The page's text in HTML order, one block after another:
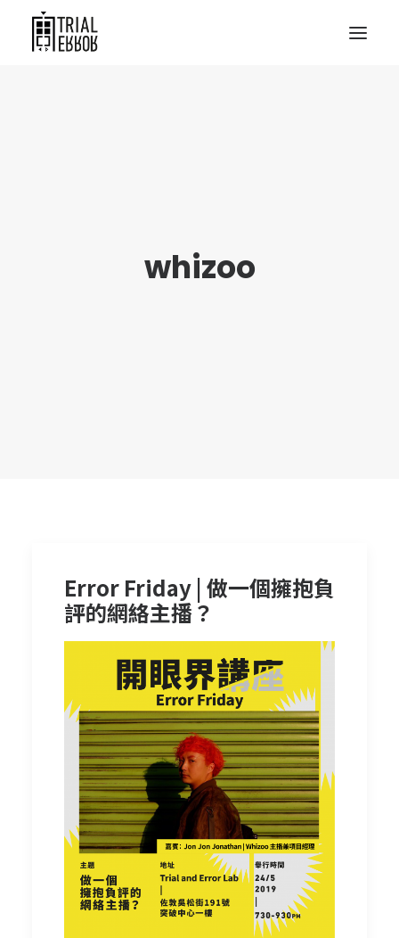
whizoo
Error Friday | 做一個擁抱負
評的網絡主播？